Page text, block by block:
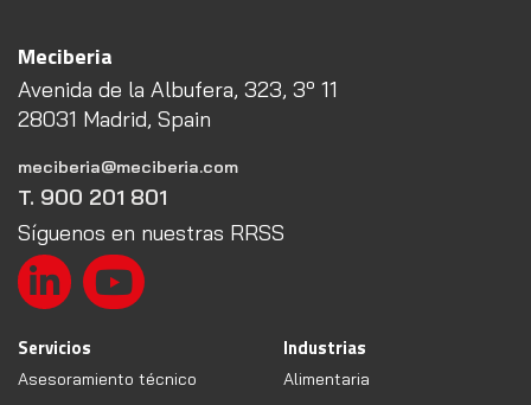
Meciberia
Avenida de la Albufera, 323, 3º 11
28031 Madrid, Spain
meciberia@meciberia.com
T. 900 201 801
Síguenos en nuestras RRSS
Servicios
Asesoramiento técnico
Industrias
Alimentaria